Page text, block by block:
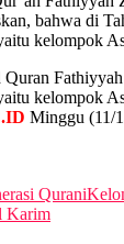
bahwa di
kelompok
kelompok
Minggu (11/
Qurani
Karim